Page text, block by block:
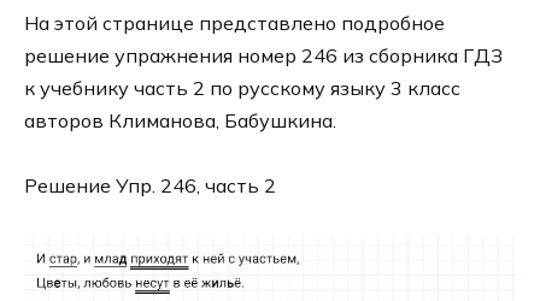
На этой странице представлено подробное
решение упражнения номер 246 из сборника ГДЗ
к учебнику часть 2 по русскому языку 3 класс
авторов Климанова, Бабушкина.
Решение Упр. 246, часть 2